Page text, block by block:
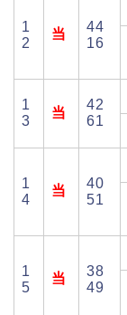
1
2
当
44
16
1
3
当
42
61
1
4
当
40
51
1
5
当
38
49